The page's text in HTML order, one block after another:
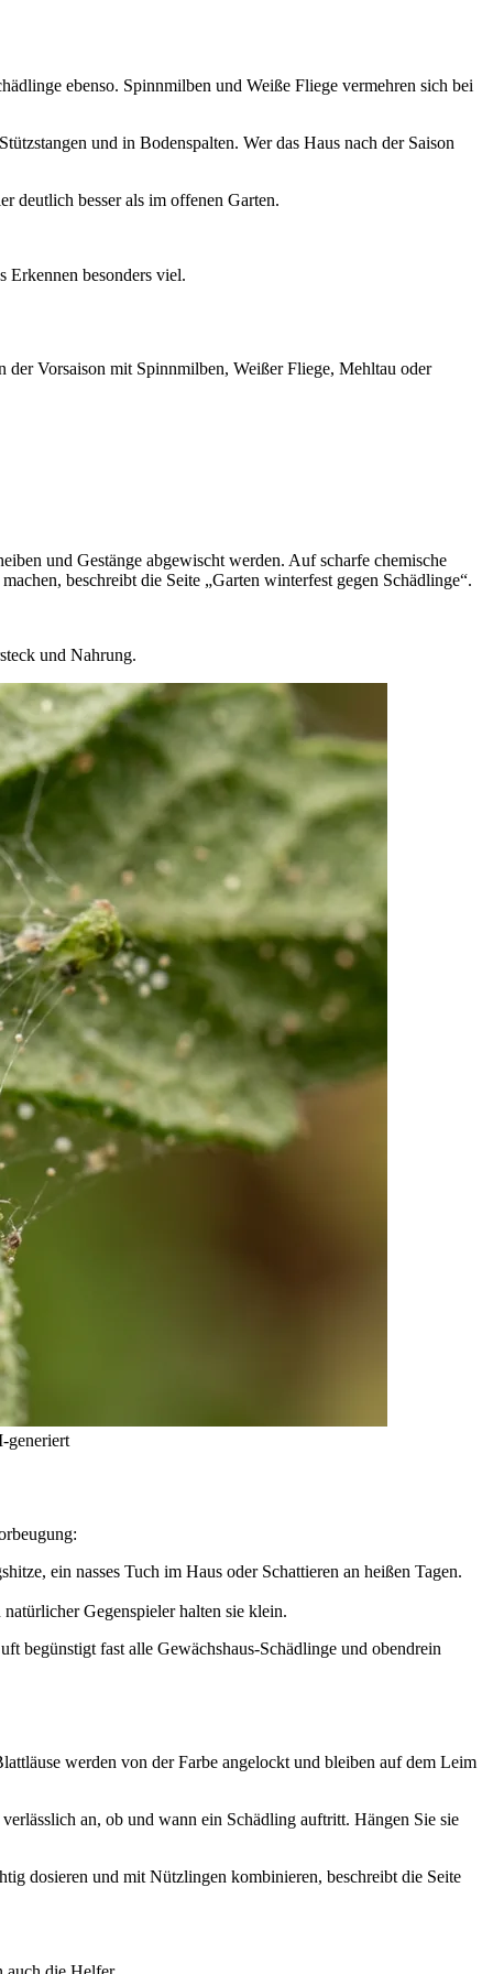
ebenso. Spinnmilben und Weiße Fliege vermehren sich bei
und in Bodenspalten. Wer das Haus nach der Saison
deutlich besser als im offenen Garten.
Erkennen besonders viel.
der Vorsaison mit Spinnmilben, Weißer Fliege, Mehltau oder
und Gestänge abgewischt werden. Auf scharfe chemische
beschreibt die Seite „Garten winterfest gegen Schädlinge“.
und Nahrung.
generiert
ein nasses Tuch im Haus oder Schattieren an heißen Tagen.
Gegenspieler halten sie klein.
begünstigt fast alle Gewächshaus-Schädlinge und obendrein
werden von der Farbe angelockt und bleiben auf dem Leim
an, ob und wann ein Schädling auftritt. Hängen Sie sie
dosieren und mit Nützlingen kombinieren, beschreibt die Seite